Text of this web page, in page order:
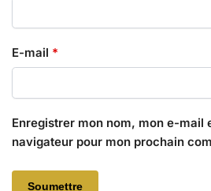
E-mail *
Enregistrer mon nom, mon e-mail
navigateur pour mon prochain